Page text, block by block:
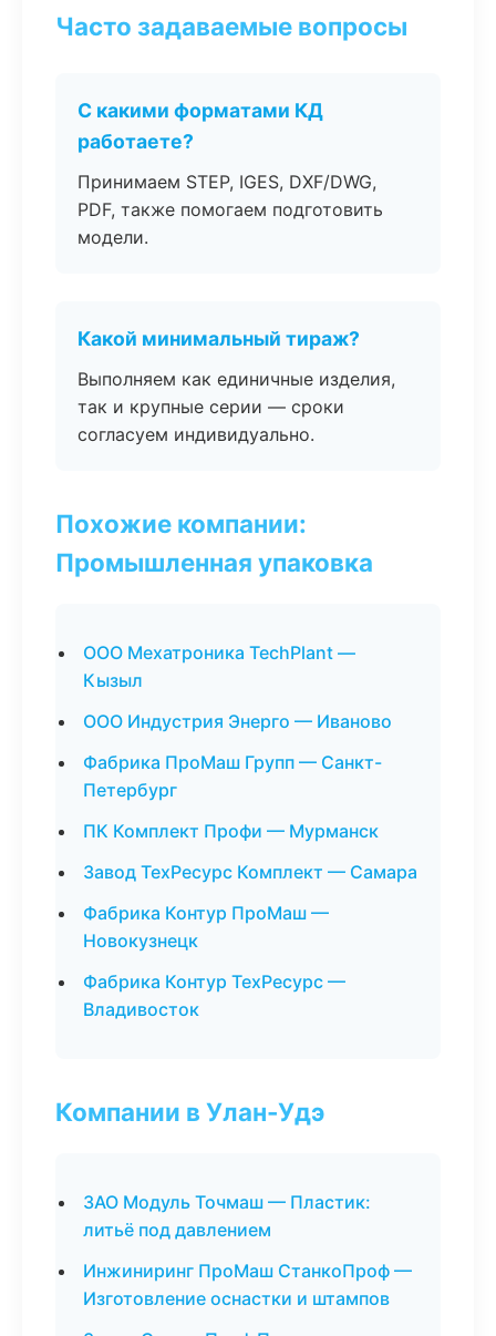
Часто задаваемые вопросы
С какими форматами КД
работаете?
Принимаем STEP, IGES, DXF/DWG,
PDF, также помогаем подготовить
модели.
Какой минимальный тираж?
Выполняем как единичные изделия,
так и крупные серии — сроки
согласуем индивидуально.
Похожие компании:
Промышленная упаковка
ООО Мехатроника TechPlant —
Кызыл
ООО Индустрия Энерго — Иваново
Фабрика ПроМаш Групп — Санкт-
Петербург
ПК Комплект Профи — Мурманск
Завод ТехРесурс Комплект — Самара
Фабрика Контур ПроМаш —
Новокузнецк
Фабрика Контур ТехРесурс —
Владивосток
Компании в Улан-Удэ
ЗАО Модуль Точмаш — Пластик:
литьё под давлением
Инжиниринг ПроМаш СтанкоПроф —
Изготовление оснастки и штампов